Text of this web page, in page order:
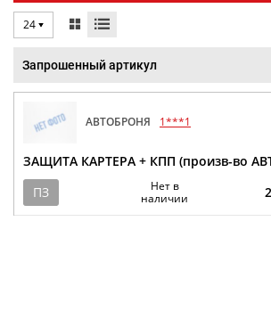
24
Запрошенный артикул
АВТОБРОНЯ 1***1
ЗАЩИТА КАРТЕРА + КПП (произв-во
ПЗ
Нет в
наличии